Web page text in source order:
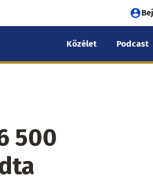
fiók
Közélet Podcast
500